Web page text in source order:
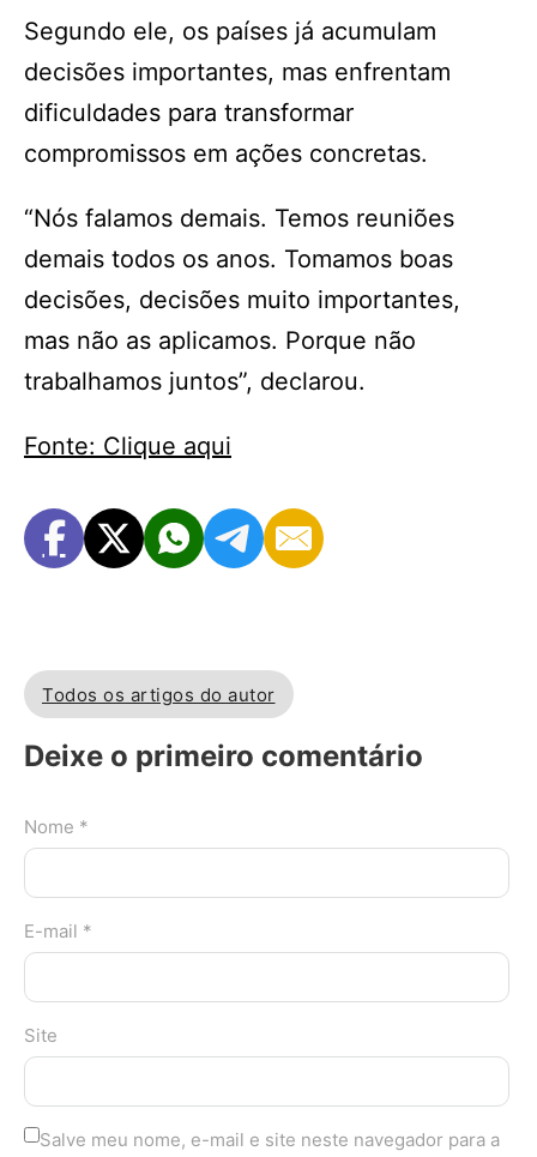
Segundo ele, os países já acumulam
decisões importantes, mas enfrentam
dificuldades para transformar
compromissos em ações concretas.
“Nós falamos demais. Temos reuniões
demais todos os anos. Tomamos boas
decisões, decisões muito importantes,
mas não as aplicamos. Porque não
trabalhamos juntos”, declarou.
Fonte: Clique aqui
Todos os artigos do autor
Deixe o primeiro comentário
Nome *
E-mail *
Site
Salve meu nome, e-mail e site neste navegador para a